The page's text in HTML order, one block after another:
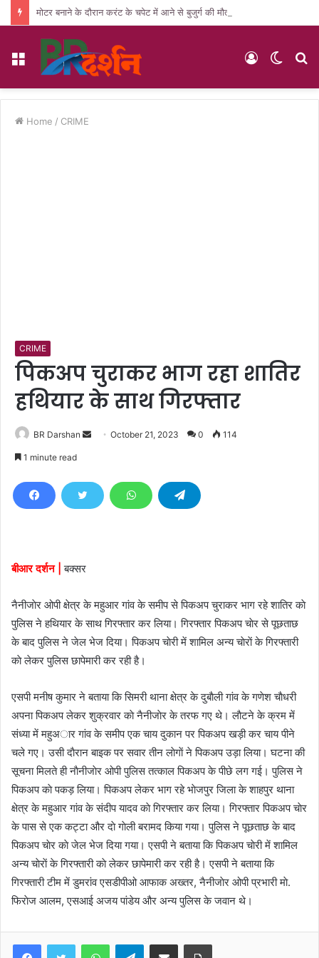
मोटर बनाने के दौरान करंट के चपेट में आने से बुजुर्ग की मौत, पसरा मातम
Menu
Switch
Log
Home / CRIME
CRIME
पिकअप चुराकर भाग रहा शातिर
हथियार के साथ गिरफ्तार
BR Darshan
d
l
October 21, 2023 0 114
1 minute read
बीआर दर्शन | बक्सर
नैनीजाेर ओपी क्षेत्र के महुआर गांव के समीप से पिकअप चुराकर भाग रहे शातिर काे
पुलिस ने हथियार के साथ गिरफ्तार कर लिया। गिरफ्तार पिकअप चाेर से पूछताछ
के बाद पुलिस ने जेल भेज दिया। पिकअप चाेरी में शामिल अन्य चाेराें के गिरफ्तारी
काे लेकर पुलिस छापेमारी कर रही है।
एसपी मनीष कुमार ने बताया कि सिमरी थाना क्षेत्र के दुबाैली गांव के गणेश चाैधरी
अपना पिकअप लेकर शुक्रवार काे नैनीजाेर के तरफ गए थे। लाैटने के क्रम में
संध्या में महुअार गांव के समीप एक चाय दुकान पर पिकअप खड़ी कर चाय पीने
चले गए। उसी दाैरान बाइक पर सवार तीन लाेगाें ने पिकअप उड़ा लिया। घटना की
सूचना मिलते ही नाैनीजाेर ओपी पुलिस तत्काल पिकअप के पीछे लग गई। पुलिस ने
पिकअप काे पकड़ लिया। पिकअप लेकर भाग रहे भाेजपुर जिला के शाहपुर थाना
क्षेत्र के महुआर गांव के संदीप यादव काे गिरफ्तार कर लिया। गिरफ्तार पिकअप चाेर
के पास से एक कट्टा और दाे गाेली बरामद किया गया। पुलिस ने पूछताछ के बाद
पिकअप चाेर काे जेल भेज दिया गया। एसपी ने बताया कि पिकअप चाेरी में शामिल
अन्य चाेराें के गिरफ्तारी काे लेकर छापेमारी कर रही है। एसपी ने बताया कि
गिरफ्तारी टीम में डुमरांव एसडीपीओ आफाक अख्तर, नैनीजाेर ओपी प्रभारी माे.
फिराेज आलम, एसआई अजय पांडेय और अन्य पुलिस के जवान थे।
Telegram